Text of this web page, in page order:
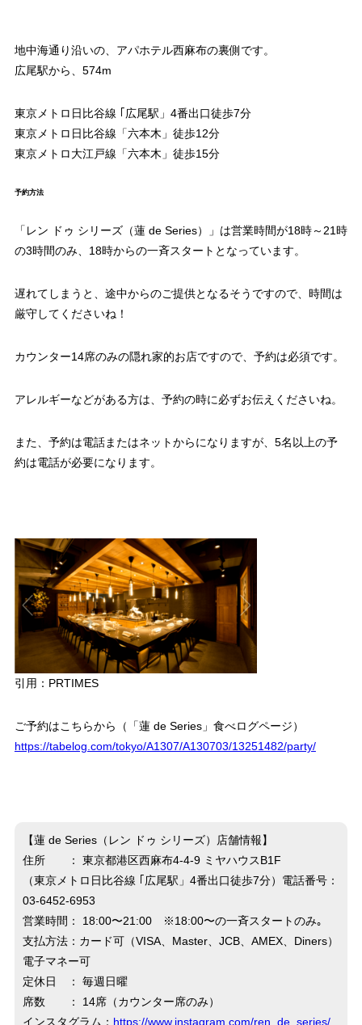
地中海通り沿いの、アパホテル西麻布の裏側です。
広尾駅から、574m
東京メトロ日比谷線 ｢広尾駅」4番出口徒歩7分
東京メトロ日比谷線「六本木」徒歩12分
東京メトロ大江戸線「六本木」徒歩15分
予約方法
「レン ドゥ シリーズ（蓮 de Series）」は営業時間が18時～21時
の3時間のみ、18時からの一斉スタートとなっています。
遅れてしまうと、途中からのご提供となるそうですので、時間は
厳守してくださいね！
カウンター14席のみの隠れ家的お店ですので、予約は必須です。
アレルギーなどがある方は、予約の時に必ずお伝えくださいね。
また、予約は電話またはネットからになりますが、5名以上の予
約は電話が必要になります。
引用：PRTIMES
ご予約はこちらから（「蓮 de Series」食べログページ）
https://tabelog.com/tokyo/A1307/A130703/13251482/party/
【蓮 de Series（レン ドゥ シリーズ）店舗情報】
住所 ： 東京都港区西麻布4-4-9 ミヤハウスB1F
（東京メトロ日比谷線 ｢広尾駅」4番出口徒歩7分）電話番号：
03-6452-6953
営業時間： 18:00〜21:00 ※18:00〜の一斉スタートのみ｡
支払方法：カード可（VISA、Master、JCB、AMEX、Diners）
電子マネー可
定休日 ： 毎週日曜
席数 ： 14席（カウンター席のみ）
インスタグラム： https://www.instagram.com/ren_de_series/